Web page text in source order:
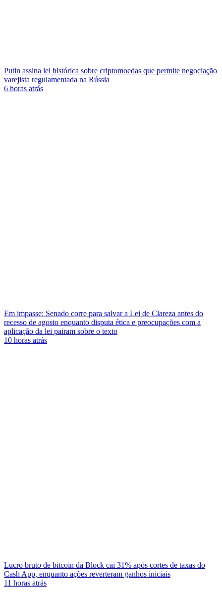
Putin assina lei histórica sobre criptomoedas que permite negociação
varejista regulamentada na Rússia
6 horas atrás
Em impasse: Senado corre para salvar a Lei de Clareza antes do
recesso de agosto enquanto disputa ética e preocupações com a
aplicação da lei pairam sobre o texto
10 horas atrás
Lucro bruto de bitcoin da Block cai 31% após cortes de taxas do
Cash App, enquanto ações reverteram ganhos iniciais
11 horas atrás